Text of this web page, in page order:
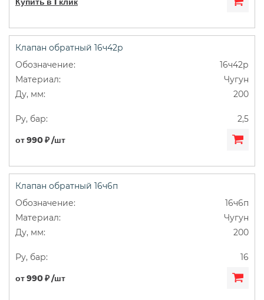
Клапан обратный 16ч42р
16ч42р
Чугун
200
2,5
от 990 ₽ /шт
Клапан обратный 16ч6п
16ч6п
Чугун
200
16
от 990 ₽ /шт